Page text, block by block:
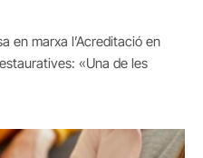
en marxa l’Acreditació en
«Una de les